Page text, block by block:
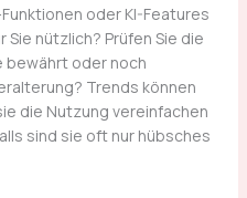
oder KI-Features
nützlich? Prüfen Sie die
bewährt oder noch
Trends können
die Nutzung vereinfachen
sind sie oft nur hübsches